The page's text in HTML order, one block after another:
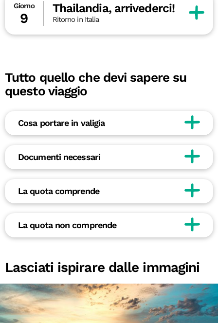
Giorno
9
Thailandia, arrivederci!
Ritorno in Italia
Tutto quello che devi sapere su
questo viaggio
Cosa portare in valigia
Documenti necessari
La quota comprende
La quota non comprende
Lasciati ispirare dalle immagini